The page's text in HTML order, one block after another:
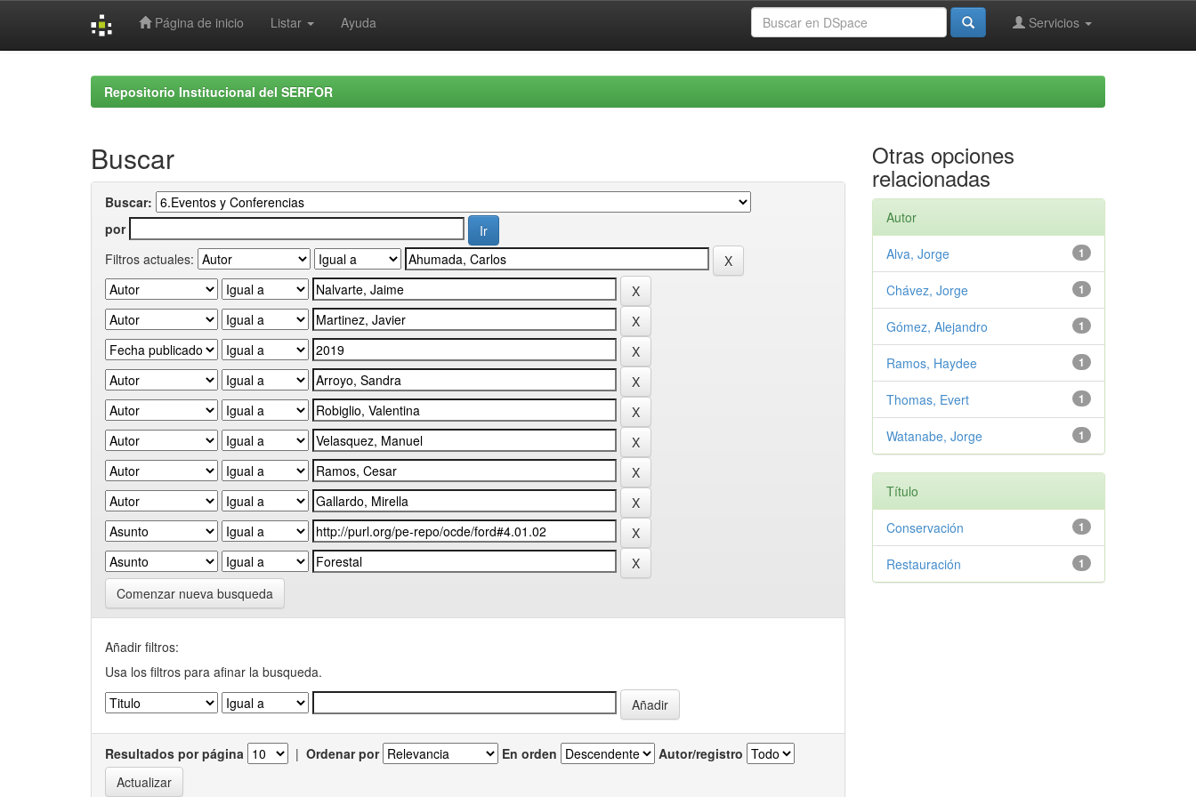
Página de inicio Listar Ayuda Servicios
Repositorio Institucional del SERFOR
Buscar
Buscar:
por
Filtros actuales:
Comenzar nueva busqueda
Añadir filtros:
Usa los filtros para afinar la busqueda.
Resultados por página | Ordenar por En orden Autor/registro
Otras opciones
relacionadas
Autor
1
Alva, Jorge
1
Chávez, Jorge
1
Gómez, Alejandro
1
Ramos, Haydee
1
Thomas, Evert
1
Watanabe, Jorge
Título
1
Conservación
1
Restauración